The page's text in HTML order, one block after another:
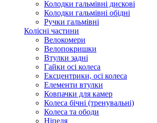
Колодки гальмівні дискові
Колодки гальмівні обідні
Ручки гальмівні
Колісні частини
Велокомери
Велопокришки
Втулки задні
Гайки осі колеса
Ексцентрики, осі колеса
Елементи втулки
Ковпачки для камер
Колеса бічні (тренувальні)
Колеса та ободи
Ніпеля